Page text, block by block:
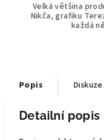
Velká většina
Nikča, grafiku
každá
Popis Diskuze
Detailní